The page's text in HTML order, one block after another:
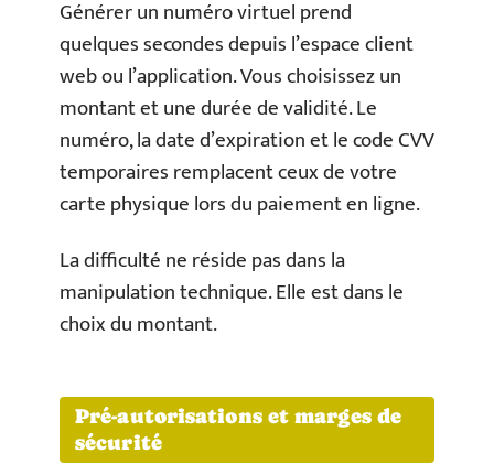
Générer un numéro virtuel prend
quelques secondes depuis l’espace client
web ou l’application. Vous choisissez un
montant et une durée de validité. Le
numéro, la date d’expiration et le code CVV
temporaires remplacent ceux de votre
carte physique lors du paiement en ligne.
La difficulté ne réside pas dans la
manipulation technique. Elle est dans le
choix du montant.
Pré-autorisations et marges de
sécurité